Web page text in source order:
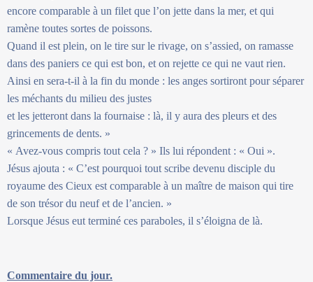
encore comparable à un filet que l’on jette dans la mer, et qui
ramène toutes sortes de poissons.
Quand il est plein, on le tire sur le rivage, on s’assied, on ramasse
dans des paniers ce qui est bon, et on rejette ce qui ne vaut rien.
Ainsi en sera-t-il à la fin du monde : les anges sortiront pour séparer
les méchants du milieu des justes
et les jetteront dans la fournaise : là, il y aura des pleurs et des
grincements de dents. »
« Avez-vous compris tout cela ? » Ils lui répondent : « Oui ».
Jésus ajouta : « C’est pourquoi tout scribe devenu disciple du
royaume des Cieux est comparable à un maître de maison qui tire
de son trésor du neuf et de l’ancien. »
Lorsque Jésus eut terminé ces paraboles, il s’éloigna de là.
Commentaire du jour.